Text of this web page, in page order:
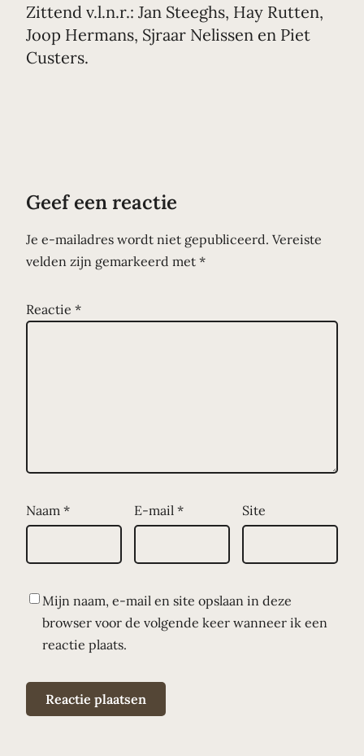
Zittend v.l.n.r.: Jan Steeghs, Hay Rutten,
Joop Hermans, Sjraar Nelissen en Piet
Custers.
Geef een reactie
Je e-mailadres wordt niet gepubliceerd. Vereiste
velden zijn gemarkeerd met *
Reactie *
Naam * E-mail * Site
Mijn naam, e-mail en site opslaan in deze
browser voor de volgende keer wanneer ik een
reactie plaats.